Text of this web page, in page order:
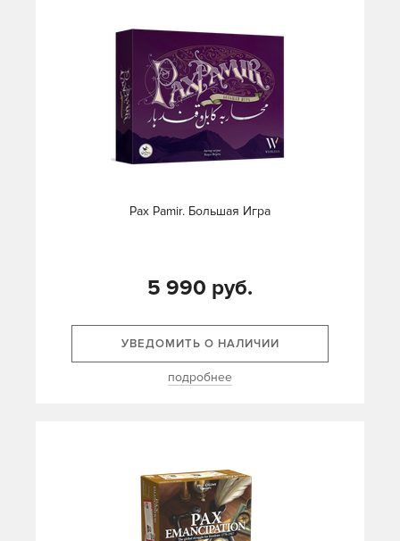
Pax Pamir. Большая Игра
5 990 руб.
УВЕДОМИТЬ О НАЛИЧИИ
подробнее